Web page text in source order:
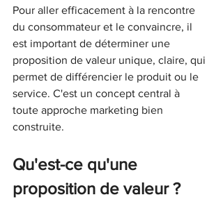
Pour aller efficacement à la rencontre
du consommateur et le convaincre, il
est important de déterminer une
proposition de valeur unique, claire, qui
permet de différencier le produit ou le
service. C'est un concept central à
toute approche marketing bien
construite.
Qu'est-ce qu'une
proposition de valeur ?